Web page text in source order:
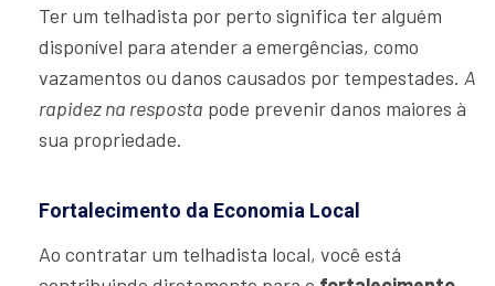
Ter um telhadista por perto significa ter alguém
disponível para atender a emergências, como
vazamentos ou danos causados por tempestades. A
rapidez na resposta pode prevenir danos maiores à
sua propriedade.
Fortalecimento da Economia Local
Ao contratar um telhadista local, você está